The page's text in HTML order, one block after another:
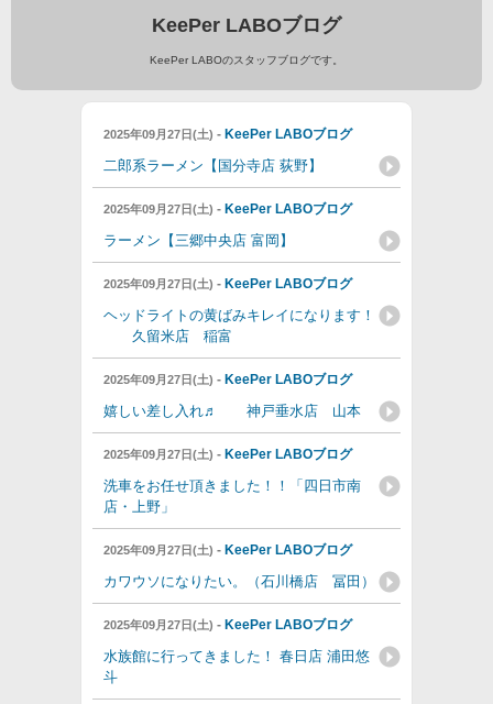
KeePer LABOブログ
KeePer LABOのスタッフブログです。
2025年09月27日(土) - KeePer LABOブログ
二郎系ラーメン【国分寺店 荻野】
2025年09月27日(土) - KeePer LABOブログ
ラーメン【三郷中央店 富岡】
2025年09月27日(土) - KeePer LABOブログ
ヘッドライトの黄ばみキレイになります！
久留米店 稲富
2025年09月27日(土) - KeePer LABOブログ
嬉しい差し入れ♬ 神戸垂水店 山本
2025年09月27日(土) - KeePer LABOブログ
洗車をお任せ頂きました！！「四日市南
店・上野」
2025年09月27日(土) - KeePer LABOブログ
カワウソになりたい。（石川橋店 冨田）
2025年09月27日(土) - KeePer LABOブログ
水族館に行ってきました！ 春日店 浦田悠
斗